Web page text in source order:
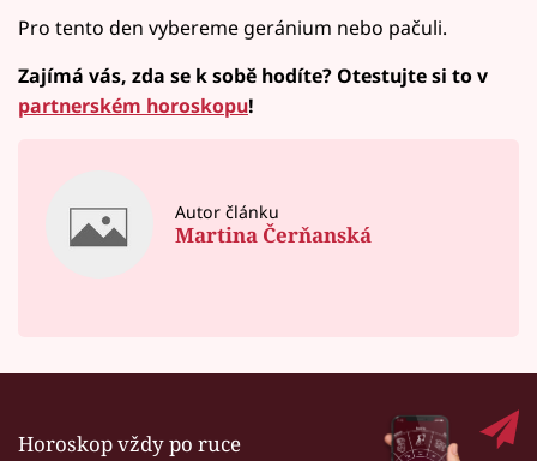
Pro tento den vybereme geránium nebo pačuli.
Zajímá vás, zda se k sobě hodíte? Otestujte si to v
partnerském horoskopu!
Autor článku
Martina Čerňanská
Horoskop vždy po ruce